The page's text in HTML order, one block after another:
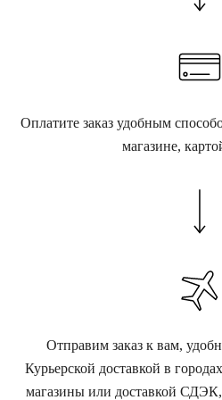
Оплатите заказ удобным
магазине,
Отправим заказ к вам,
Курьерской доставкой в
магазины или доставкой